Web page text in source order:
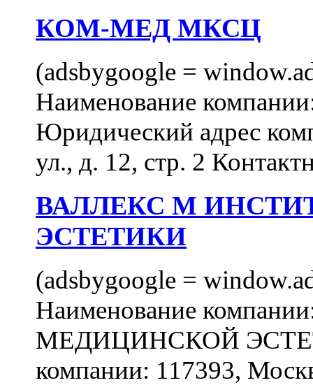
КОМ-МЕД МКСЦ
(adsbygoogle =
Наименование
Юридический адрес
ул., д. 12, стр. 2
ВАЛЛЕКС М
ЭСТЕТИКИ
(adsbygoogle =
Наименование
МЕДИЦИНСКОЙ
компании: 117393,